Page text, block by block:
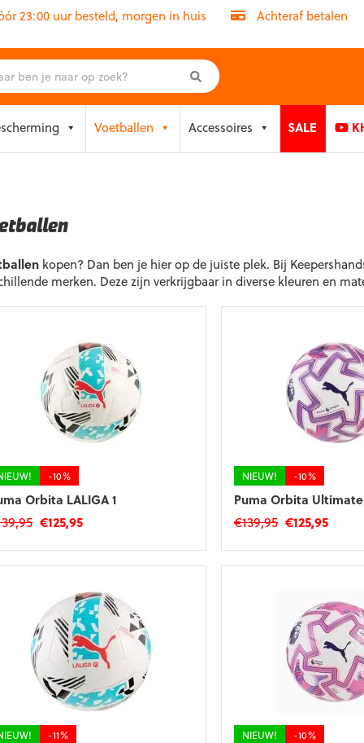
23:00 uur besteld, morgen in huis Achteraf betalen
Voetballen Accessoires SALE
kopen? Dan ben je hier op de juiste plek. Bij
merken. Deze zijn verkrijgbaar in diverse kleuren en
-10%
Orbita LALIGA 1
Oorspronkelijke
was:
€125,95Huidige
is:
NIEUW! -10%
Puma Orbita
€139,95
was:
€125,95
is:
-11% NIEUW! -10%